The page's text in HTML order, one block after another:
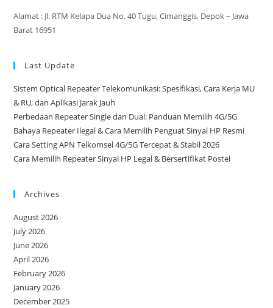
Alamat : Jl. RTM Kelapa Dua No. 40 Tugu, Cimanggis, Depok – Jawa
Barat 16951
Last Update
Sistem Optical Repeater Telekomunikasi: Spesifikasi, Cara Kerja MU
& RU, dan Aplikasi Jarak Jauh
Perbedaan Repeater Single dan Dual: Panduan Memilih 4G/5G
Bahaya Repeater Ilegal & Cara Memilih Penguat Sinyal HP Resmi
Cara Setting APN Telkomsel 4G/5G Tercepat & Stabil 2026
Cara Memilih Repeater Sinyal HP Legal & Bersertifikat Postel
Archives
August 2026
July 2026
June 2026
April 2026
February 2026
January 2026
December 2025